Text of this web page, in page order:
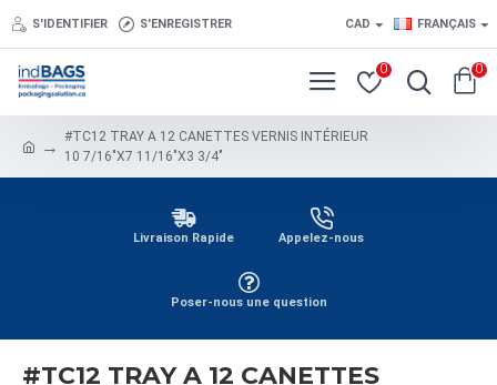
S'IDENTIFIER S'ENREGISTRER CAD FRANÇAIS
0 0
#TC12 TRAY A 12 CANETTES VERNIS INTÉRIEUR
10 7/16"X7 11/16"X3 3/4"
Livraison Rapide Appelez-nous
Poser-nous une question
#TC12 TRAY A 12 CANETTES